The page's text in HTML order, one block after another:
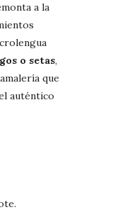
a la
o setas,
que
auténtico